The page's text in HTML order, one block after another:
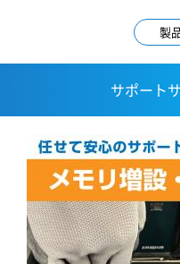
製
サポート